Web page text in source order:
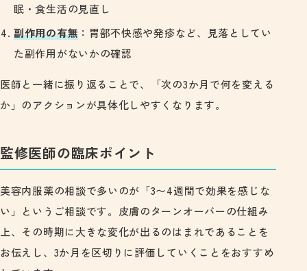
眠・食生活の見直し
副作用の有無 ：胃部不快感や発疹など、見落としてい
た副作用がないかの確認
医師と一緒に振り返ることで、「次の3か月で何を変える
か」のアクションが具体化しやすくなります。
監修医師の臨床ポイント
美容内服薬の相談で多いのが「3〜4週間で効果を感じな
い」というご相談です。皮膚のターンオーバーの仕組み
上、その時期に大きな変化が出るのはまれであることを
お伝えし、3か月を区切りに評価していくことをおすすめ